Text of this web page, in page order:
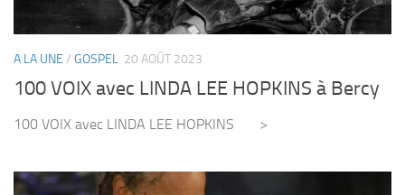
A LA UNE / GOSPEL 20 AOÛT 2023
100 VOIX avec LINDA LEE HOPKINS à Bercy
100 VOIX avec LINDA LEE HOPKINS >